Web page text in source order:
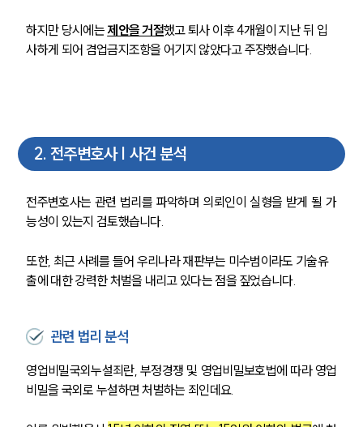
하지만 당시에는 제안을 거절했고 퇴사 이후 4개월이 지난 뒤 입
사하게 되어 겸업금지조항을 어기지 않았다고 주장했습니다.
2. 전주변호사 | 사건 분석
전주변호사는 관련 법리를 파악하며 의뢰인이 실형을 받게 될 가
능성이 있는지 검토했습니다.
또한, 최근 사례를 들어 우리나라 재판부는 미수범이라도 기술유
출에 대한 강력한 처벌을 내리고 있다는 점을 짚었습니다.
관련 법리 분석
영업비밀국외누설죄란, 부정경쟁 및 영업비밀보호법에 따라 영업
비밀을 국외로 누설하면 처벌하는 죄인데요.